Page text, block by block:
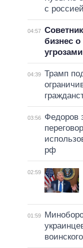
с
04:57
бизнес
04:39 Трамп
03:56
Федоров
рф
02:59
01:59